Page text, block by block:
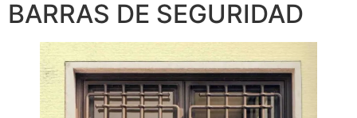
BARRAS DE SEGURIDAD